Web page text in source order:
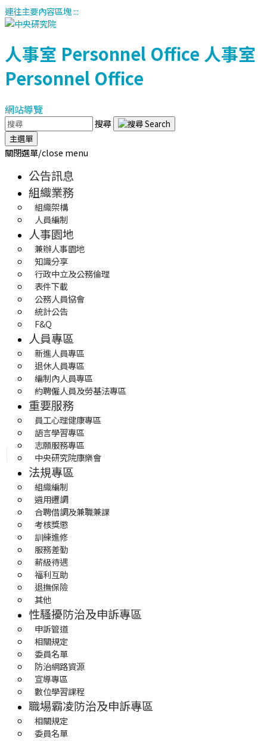
連往主要內容區塊:::
人事室 Personnel Office 人事室
Personnel Office
網站導覽
搜尋
主選單
關閉選單/close menu
公告訊息
組織業務
組織架構
人員編制
人事園地
兼辦人事園地
知識分享
行政中立及公務倫理
表件下載
公務人員協會
統計公告
F&Q
人員專區
新進人員專區
退休人員專區
編制內人員專區
約聘僱人員及勞基法專區
重要服務
員工心理健康專區
語言學習專區
志願服務專區
中央研究院康樂會
法規專區
組織編制
遴用遷調
合聘借調及兼職兼課
考核獎懲
訓練進修
服務差勤
薪級待遇
福利互助
退撫保險
其他
性騷擾防治及申訴專區
申訴管道
相關規定
委員名單
防治網路資源
宣導專區
數位學習課程
職場霸凌防治及申訴專區
相關規定
委員名單